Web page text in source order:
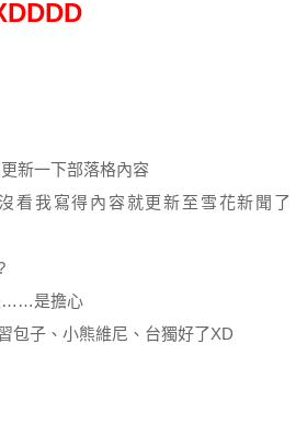
新一下部落格內容
看我寫得內容就更新至雪花新聞了
……是擔心
包子、小熊維尼、台獨好了XD